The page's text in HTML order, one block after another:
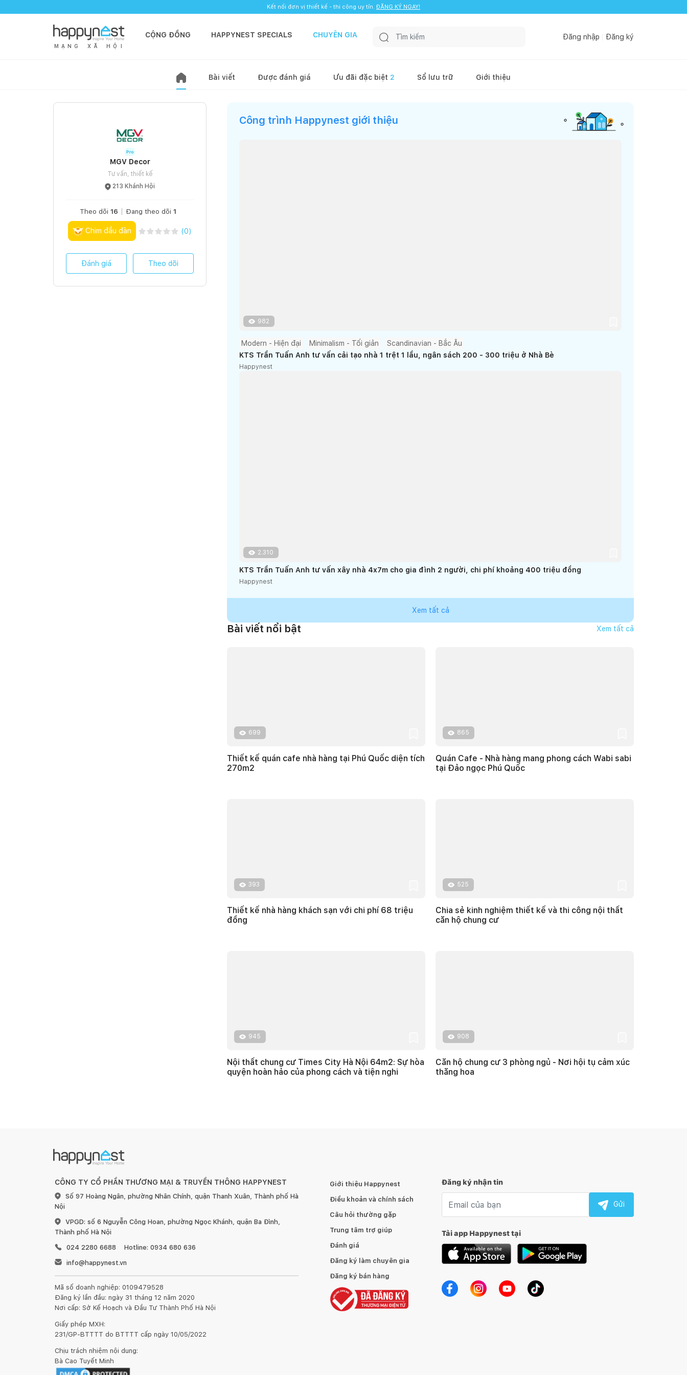
Kết nối đơn vị thiết kế - thi công uy tín. ĐĂNG KÝ NGAY!
M Ạ N G X Ã H Ộ I
CỘNG ĐỒNG HAPPYNEST SPECIALS CHUYÊN GIA Đăng nhập Đăng ký
Bài viết Được đánh giá Ưu đãi đặc biệt 2 Sổ lưu trữ Giới thiệu
MGV Decor
Tư vấn, thiết kế
213 Khánh Hội
Theo dõi 16 Đang theo dõi 1
Chim đầu đàn (0)
Đánh giá Theo dõi
Công trình Happynest giới thiệu
982
Modern - Hiện đại Minimalism - Tối giản
Scandinavian - Bắc Âu
KTS Trần Tuấn Anh tư vấn cải tạo nhà 1 trệt 1 lầu, ngân sách 200 - 300 triệu ở Nhà Bè
Happynest
2.310
KTS Trần Tuấn Anh tư vấn xây nhà 4x7m cho gia đình 2 người, chi phí khoảng 400 triệu đồng
Happynest
Xem tất cả
Bài viết nổi bật Xem tất cả
699
Thiết kế quán cafe nhà hàng tại Phú Quốc diện tích
270m2
865
Quán Cafe - Nhà hàng mang phong cách Wabi sabi
tại Đảo ngọc Phú Quốc
393
Thiết kế nhà hàng khách sạn với chi phí 68 triệu
đồng
525
Chia sẻ kinh nghiệm thiết kế và thi công nội thất
căn hộ chung cư
945
Nội thất chung cư Times City Hà Nội 64m2: Sự hòa
quyện hoàn hảo của phong cách và tiện nghi
908
Căn hộ chung cư 3 phòng ngủ - Nơi hội tụ cảm xúc
thăng hoa
CÔNG TY CỔ PHẦN THƯƠNG MẠI & TRUYỀN THÔNG HAPPYNEST
Số 97 Hoàng Ngân, phường Nhân Chính, quận Thanh Xuân, Thành phố Hà
Nội
VPGD: số 6 Nguyễn Công Hoan, phường Ngọc Khánh, quận Ba Đình,
Thành phố Hà Nội
024 2280 6688
Hotline: 0934 680 636
info@happynest.vn
Mã số doanh nghiệp: 0109479528
Đăng ký lần đầu: ngày 31 tháng 12 năm 2020
Nơi cấp: Sở Kế Hoạch và Đầu Tư Thành Phố Hà Nội
Giấy phép MXH:
231/GP-BTTTT do BTTTT cấp ngày 10/05/2022
Chịu trách nhiệm nội dung:
Bà Cao Tuyết Minh
Giới thiệu Happynest
Điều khoản và chính sách
Câu hỏi thường gặp
Trung tâm trợ giúp
Đánh giá
Đăng ký làm chuyên gia
Đăng ký bán hàng
Đăng ký nhận tin
Gửi
Tải app Happynest tại